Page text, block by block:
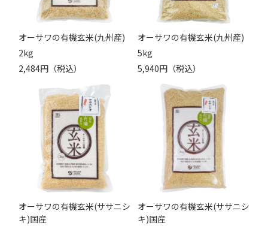
オーサワの有機玄米(九州産)
2kg
2,484円（税込）
オーサワの有機玄米(九州産)
5kg
5,940円（税込）
オーサワの有機玄米(ササニシ
キ)国産
オーサワの有機玄米(ササニシ
キ)国産